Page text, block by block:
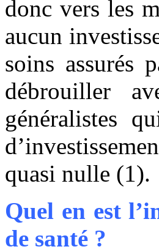
donc vers les
aucun
soins assurés
débrouiller
généralistes
quasi nulle (1).
Quel en est
de santé ?